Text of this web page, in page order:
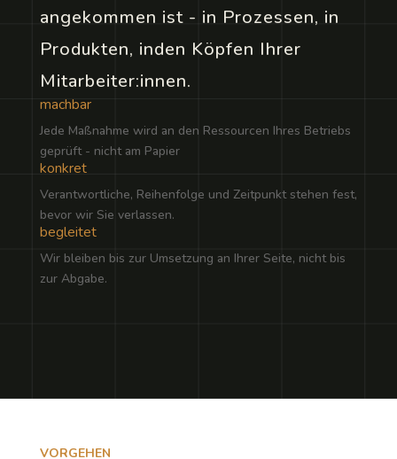
angekommen ist - in Prozessen, in
Produkten, inden Köpfen Ihrer
Mitarbeiter:innen.
machbar
Jede Maßnahme wird an den Ressourcen Ihres Betriebs
geprüft - nicht am Papier
konkret
Verantwortliche, Reihenfolge und Zeitpunkt stehen fest,
bevor wir Sie verlassen.
begleitet
Wir bleiben bis zur Umsetzung an Ihrer Seite, nicht bis
zur Abgabe.
VORGEHEN